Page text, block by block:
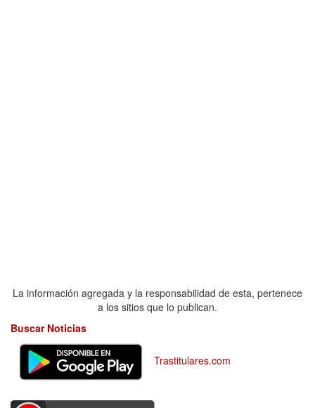
La información agregada y la responsabilidad de esta, pertenece
a los sitios que lo publican.
Buscar Noticias
Trastitulares.com